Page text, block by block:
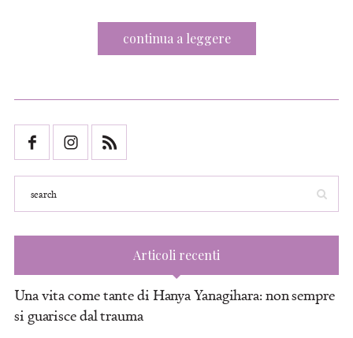
continua a leggere
Articoli recenti
Una vita come tante di Hanya Yanagihara: non sempre
si guarisce dal trauma